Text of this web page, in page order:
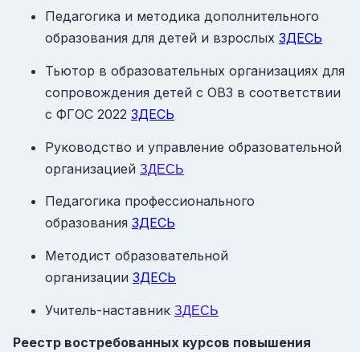
Педагогика и методика дополнительного
образования для детей и взрослых ЗДЕСЬ
Тьютор в образовательных организациях для
сопровождения детей с ОВЗ в соответствии
с ФГОС 2022 ЗДЕСЬ
Руководство и управление образовательной
организацией ЗДЕСЬ
Педагогика профессионального
образования ЗДЕСЬ
Методист образовательной
организации ЗДЕСЬ
Учитель-наставник ЗДЕСЬ
Реестр востребованных курсов повышения